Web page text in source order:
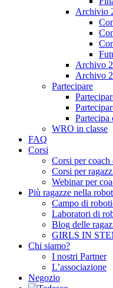
Archivio
Archivo
Archivo
Partecipare
Partecipa
WRO in classe
FAQ
Corsi
Corsi per coach
Corsi per
Webinar per
Più ragazze nella
Campo di
Laboratori di
Blog delle
GIRLS IN
Chi siamo?
I nostri Partner
L’associazione
Negozio